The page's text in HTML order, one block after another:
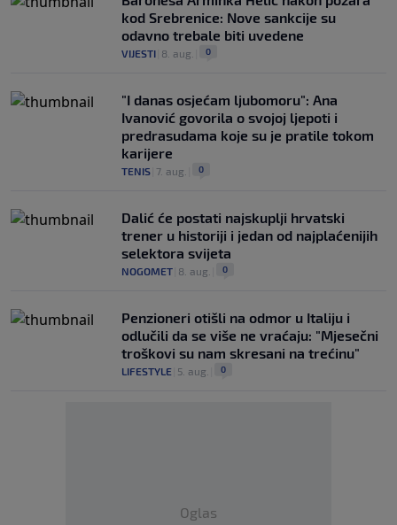
kod Srebrenice: Nove sankcije su
odavno trebale biti uvedene
VIJESTI 8. aug. 0
"I danas osjećam ljubomoru": Ana
Ivanović govorila o svojoj ljepoti i
predrasudama koje su je pratile tokom
karijere
TENIS 7. aug. 0
Dalić će postati najskuplji hrvatski
trener u historiji i jedan od najplaćenijih
selektora svijeta
NOGOMET 8. aug. 0
Penzioneri otišli na odmor u Italiju i
odlučili da se više ne vraćaju: "Mjesečni
troškovi su nam skresani na trećinu"
LIFESTYLE 5. aug. 0
Oglas